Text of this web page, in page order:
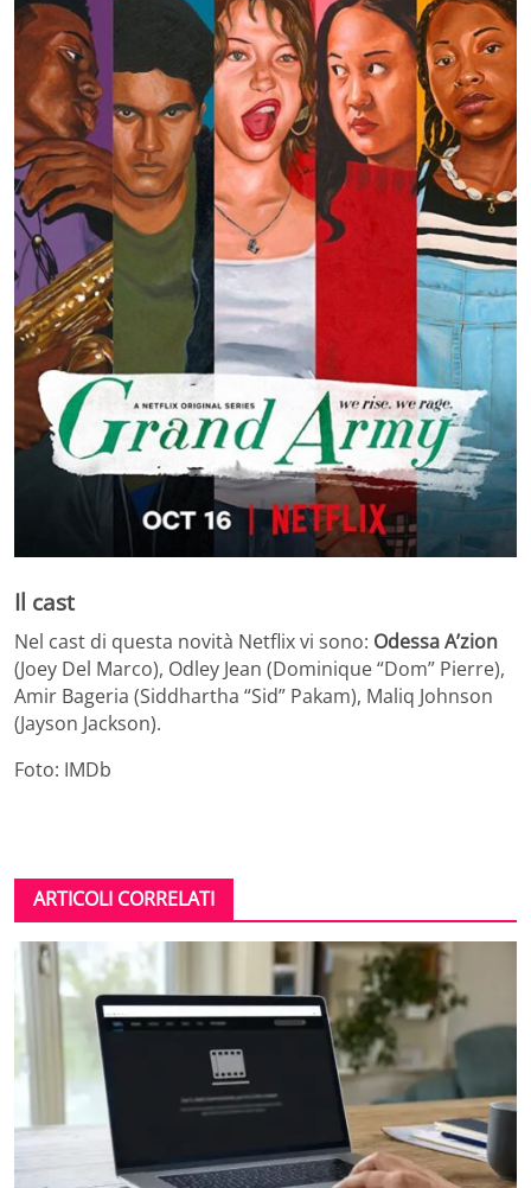
Il cast
Nel cast di questa novità Netflix vi sono: Odessa A’zion
(Joey Del Marco), Odley Jean (Dominique “Dom” Pierre),
Amir Bageria (Siddhartha “Sid” Pakam), Maliq Johnson
(Jayson Jackson).
Foto: IMDb
ARTICOLI CORRELATI